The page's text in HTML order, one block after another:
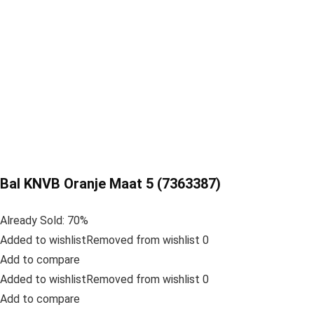
Bal KNVB Oranje Maat 5 (7363387)
Already Sold: 70%
Added to wishlistRemoved from wishlist 0
Add to compare
Added to wishlistRemoved from wishlist 0
Add to compare